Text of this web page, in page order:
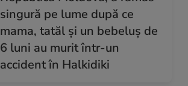
singură pe lume după ce
mama, tatăl și un bebeluș de
6 luni au murit într-un
accident în Halkidiki